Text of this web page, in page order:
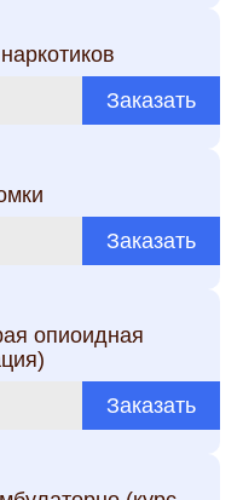
Заказать
Заказать
опиоидная
Заказать